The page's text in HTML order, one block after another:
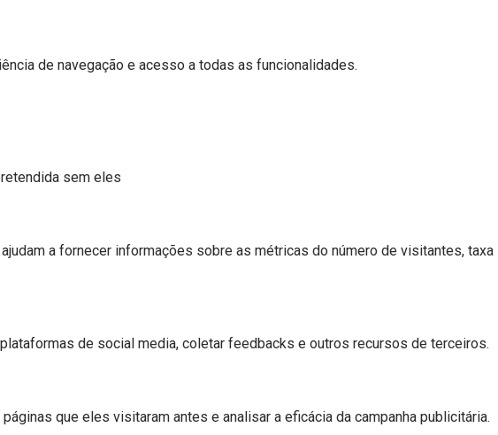
de navegação e acesso a todas as funcionalidades.
sem eles
a fornecer informações sobre as métricas do número de visitantes, taxa
de social media, coletar feedbacks e outros recursos de terceiros.
que eles visitaram antes e analisar a eficácia da campanha publicitária.